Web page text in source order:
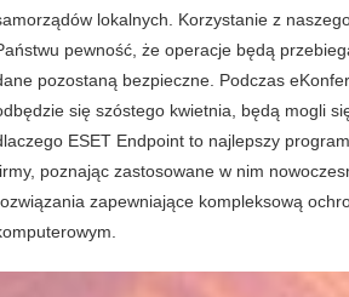
lokalnych. Korzystanie z
pewność, że operacje będą
pozostaną bezpieczne. Podczas
się szóstego kwietnia, będą mogli
ESET Endpoint to najlepszy
poznając zastosowane w nim
zapewniające kompleksową